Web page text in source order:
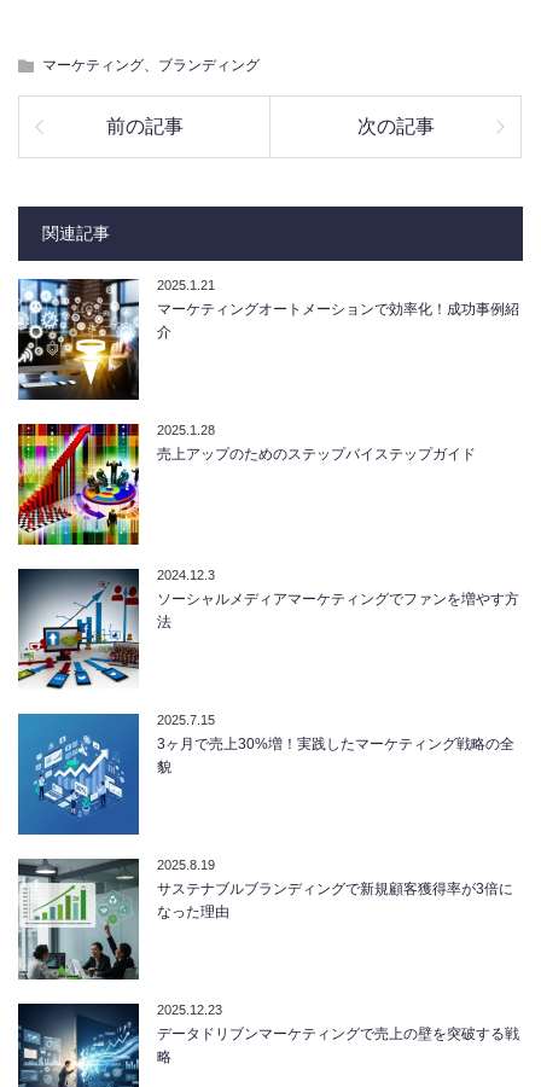
マーケティング、ブランディング
前の記事 次の記事
関連記事
2025.1.21
マーケティングオートメーションで効率化！成功事例紹
介
2025.1.28
売上アップのためのステップバイステップガイド
2024.12.3
ソーシャルメディアマーケティングでファンを増やす方
法
2025.7.15
3ヶ月で売上30%増！実践したマーケティング戦略の全
貌
2025.8.19
サステナブルブランディングで新規顧客獲得率が3倍に
なった理由
2025.12.23
データドリブンマーケティングで売上の壁を突破する戦
略